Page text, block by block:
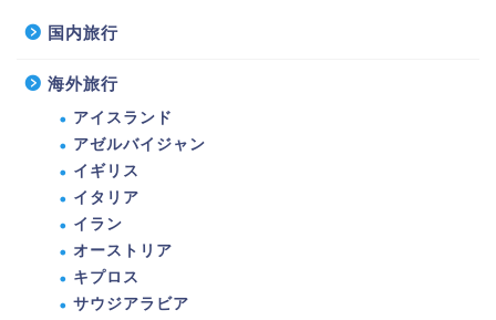
国内旅行
海外旅行
アイスランド
アゼルバイジャン
イギリス
イタリア
イラン
オーストリア
キプロス
サウジアラビア